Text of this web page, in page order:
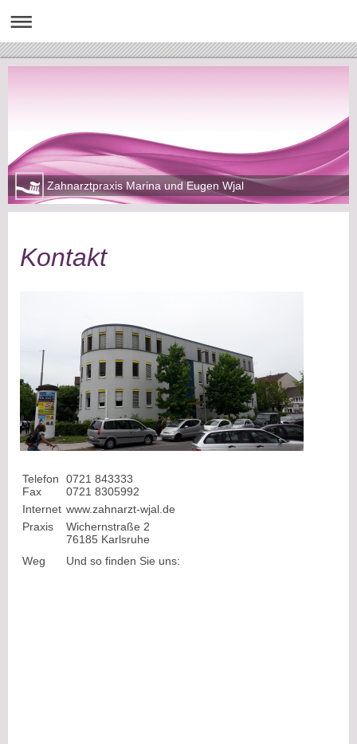
Zahnarztpraxis Marina und Eugen Wjal
Kontakt
Telefon
Fax
0721 843333
0721 8305992
Internet www.zahnarzt-wjal.de
Praxis
Wichernstraße 2
76185 Karlsruhe
Weg
Und so finden Sie uns: